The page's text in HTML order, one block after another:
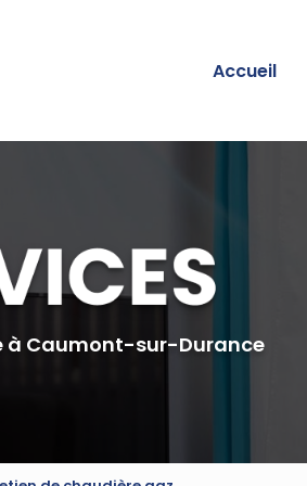
Accueil
à Caumont-sur-Durance